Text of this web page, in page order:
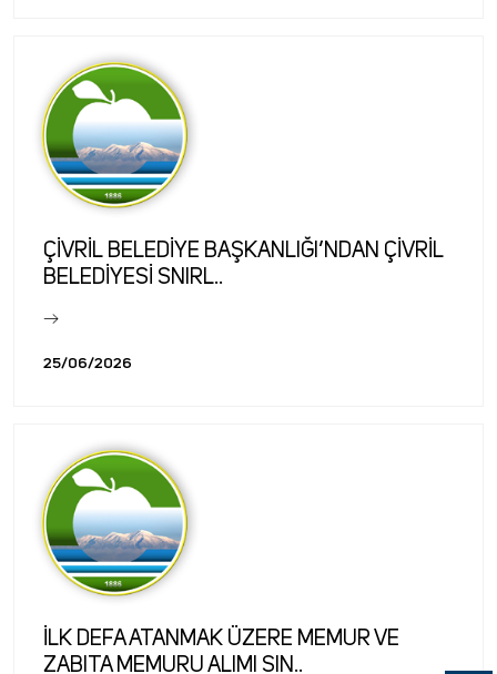
ÇİVRİL BELEDİYE BAŞKANLIĞI’NDAN ÇİVRİL
BELEDİYESİ SNIRL..
25/06/2026
İLK DEFA ATANMAK ÜZERE MEMUR VE
ZABITA MEMURU ALIMI SIN..